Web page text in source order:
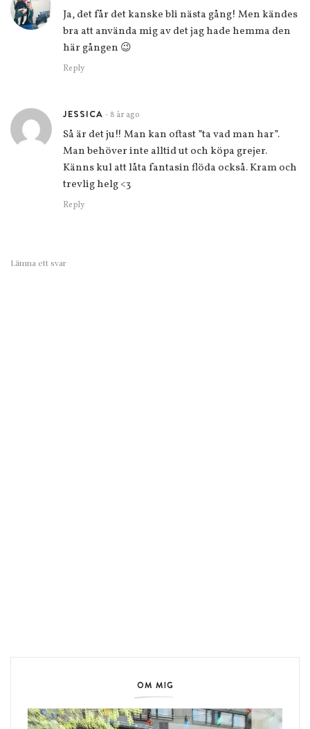
Ja, det får det kanske bli nästa gång! Men kändes
bra att använda mig av det jag hade hemma den
här gången 😉
Reply
JESSICA • 8 år ago
Så är det ju!! Man kan oftast ”ta vad man har”.
Man behöver inte alltid ut och köpa grejer.
Känns kul att låta fantasin flöda också. Kram och
trevlig helg <3
Reply
Lämna ett svar
OM MIG